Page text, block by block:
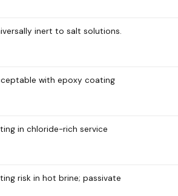
inert to salt solutions.
with epoxy coating
in chloride-rich service
risk in hot brine; passivate